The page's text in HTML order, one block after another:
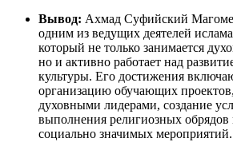
Вывод: Ахмад Суфийский
одним из ведущих деятелей
который не только занимается
но и активно работает над
культуры. Его достижения
организацию обучающих
духовными лидерами, создание
выполнения религиозных обрядов
социально значимых мероприятий.